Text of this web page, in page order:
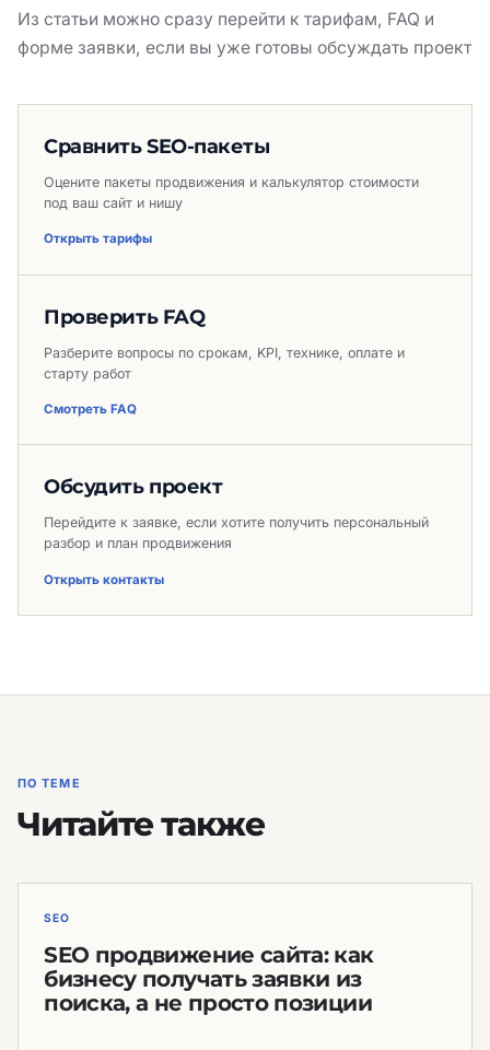
Из статьи можно сразу перейти к тарифам, FAQ и
форме заявки, если вы уже готовы обсуждать проект
Сравнить SEO-пакеты
Оцените пакеты продвижения и калькулятор стоимости
под ваш сайт и нишу
Открыть тарифы
Проверить FAQ
Разберите вопросы по срокам, KPI, технике, оплате и
старту работ
Смотреть FAQ
Обсудить проект
Перейдите к заявке, если хотите получить персональный
разбор и план продвижения
Открыть контакты
ПО ТЕМЕ
Читайте также
SEO
SEO продвижение сайта: как
бизнесу получать заявки из
поиска, а не просто позиции